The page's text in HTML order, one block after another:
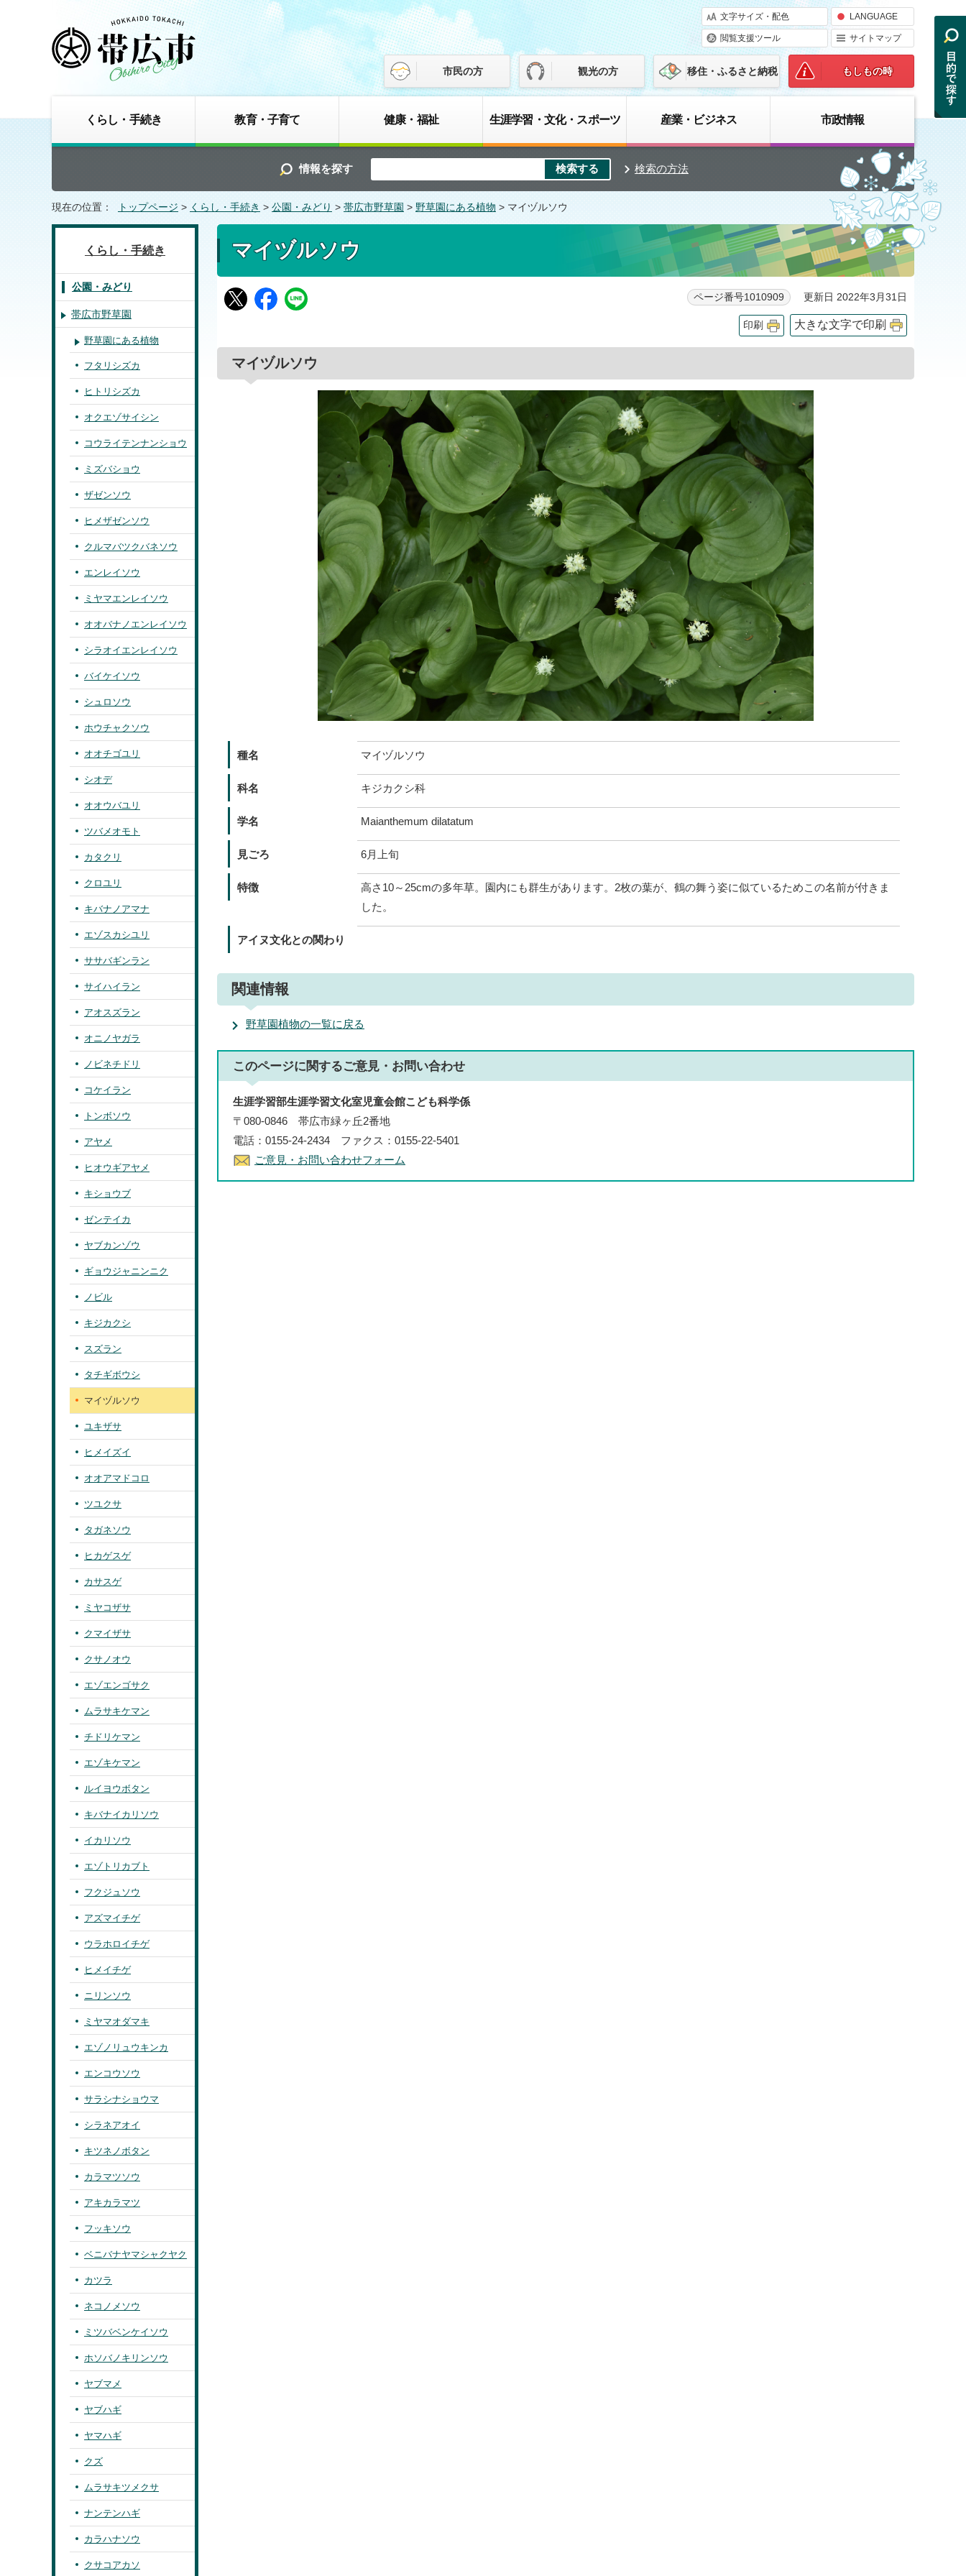
文字サイズ・配色 LANGUAGE
閲覧支援ツール サイトマップ
市民の方 観光の方 移住・ふるさと納税 もしもの時
くらし・手続き 教育・子育て 健康・福祉 生涯学習・文化・スポーツ 産業・ビジネス 市政情報
情報を探す 検索の方法
現在の位置： トップページ > くらし・手続き > 公園・みどり > 帯広市野草園 > 野草園にある植物 > マイヅルソウ
マイヅルソウ
ページ番号1010909 更新日 2022年3月31日
印刷 大きな文字で印刷
マイヅルソウ
種名 マイヅルソウ
科名 キジカクシ科
学名 Maianthemum dilatatum
見ごろ 6月上旬
特徴
高さ10～25cmの多年草。園内にも群生があります。2枚の葉が、鶴の舞う姿に似ているためこの名前が付きま
した。
アイヌ文化との関わり
関連情報
野草園植物の一覧に戻る
このページに関するご意見・お問い合わせ
生涯学習部生涯学習文化室児童会館こども科学係
〒080-0846 帯広市緑ヶ丘2番地
電話：0155-24-2434 ファクス：0155-22-5401
ご意見・お問い合わせフォーム
くらし・手続き
公園・みどり
帯広市野草園
野草園にある植物
フタリシズカ
ヒトリシズカ
オクエゾサイシン
コウライテンナンショウ
ミズバショウ
ザゼンソウ
ヒメザゼンソウ
クルマバツクバネソウ
エンレイソウ
ミヤマエンレイソウ
オオバナノエンレイソウ
シラオイエンレイソウ
バイケイソウ
シュロソウ
ホウチャクソウ
オオチゴユリ
シオデ
オオウバユリ
ツバメオモト
カタクリ
クロユリ
キバナノアマナ
エゾスカシユリ
ササバギンラン
サイハイラン
アオスズラン
オニノヤガラ
ノビネチドリ
コケイラン
トンボソウ
アヤメ
ヒオウギアヤメ
キショウブ
ゼンテイカ
ヤブカンゾウ
ギョウジャニンニク
ノビル
キジカクシ
スズラン
タチギボウシ
マイヅルソウ
ユキザサ
ヒメイズイ
オオアマドコロ
ツユクサ
タガネソウ
ヒカゲスゲ
カサスゲ
ミヤコザサ
クマイザサ
クサノオウ
エゾエンゴサク
ムラサキケマン
チドリケマン
エゾキケマン
ルイヨウボタン
キバナイカリソウ
イカリソウ
エゾトリカブト
フクジュソウ
アズマイチゲ
ウラホロイチゲ
ヒメイチゲ
ニリンソウ
ミヤマオダマキ
エゾノリュウキンカ
エンコウソウ
サラシナショウマ
シラネアオイ
キツネノボタン
カラマツソウ
アキカラマツ
フッキソウ
ベニバナヤマシャクヤク
カツラ
ネコノメソウ
ミツバベンケイソウ
ホソバノキリンソウ
ヤブマメ
ヤブハギ
ヤマハギ
クズ
ムラサキツメクサ
ナンテンハギ
カラハナソウ
クサコアカソ